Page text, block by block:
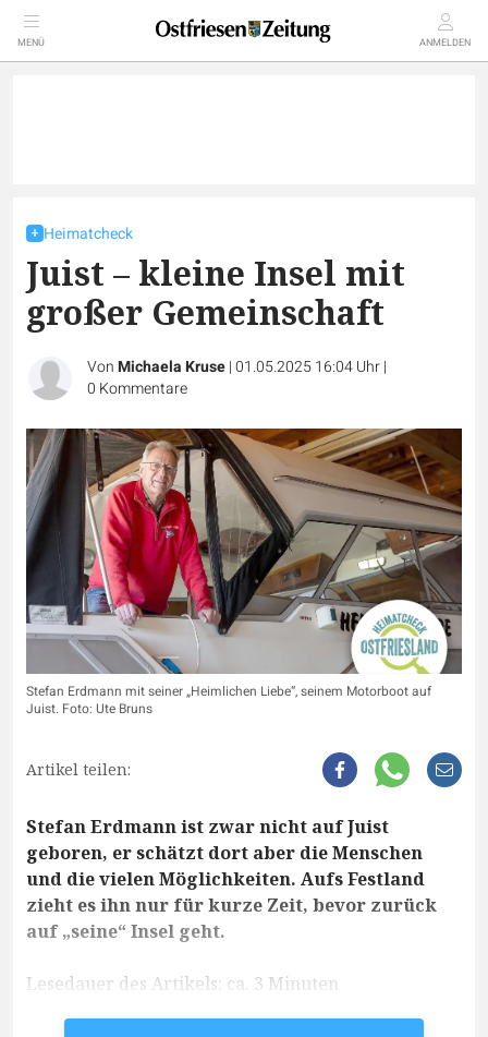
MENÜ ANMELDEN
Heimatcheck
Juist – kleine Insel mit
großer Gemeinschaft
VonMichaela Kruse|01.05.2025 16:04 Uhr|
0 Kommentare
Stefan Erdmann mit seiner „Heimlichen Liebe“, seinem Motorboot auf
Juist. Foto: Ute Bruns
Artikel teilen:
Stefan Erdmann ist zwar nicht auf Juist
geboren, er schätzt dort aber die Menschen
und die vielen Möglichkeiten. Aufs Festland
zieht es ihn nur für kurze Zeit, bevor zurück
auf „seine“ Insel geht.
Lesedauer des Artikels: ca. 3 Minuten